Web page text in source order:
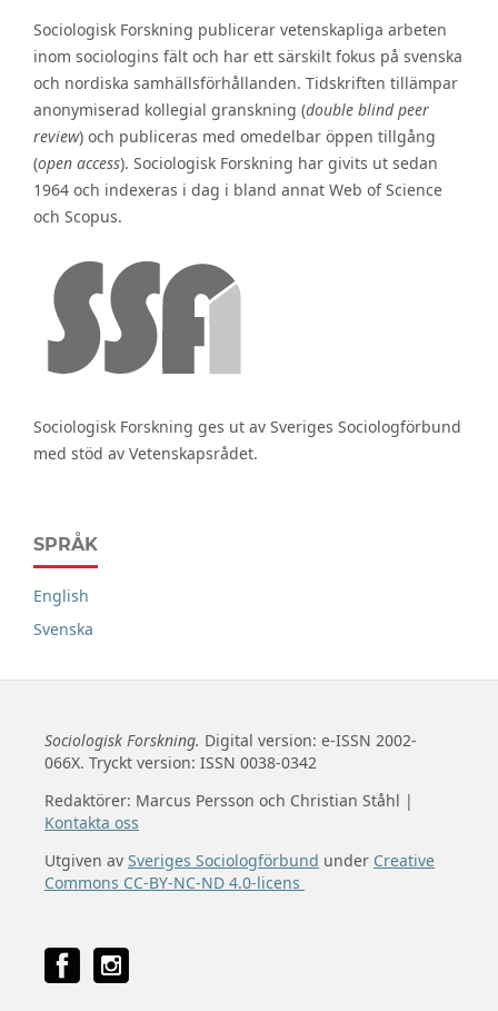
Sociologisk Forskning publicerar vetenskapliga arbeten
inom sociologins fält och har ett särskilt fokus på svenska
och nordiska samhällsförhållanden. Tidskriften tillämpar
anonymiserad kollegial granskning (double blind peer
review) och publiceras med omedelbar öppen tillgång
(open access). Sociologisk Forskning har givits ut sedan
1964 och indexeras i dag i bland annat Web of Science
och Scopus.
Sociologisk Forskning ges ut av Sveriges Sociologförbund
med stöd av Vetenskapsrådet.
SPRÅK
English
Svenska
Sociologisk Forskning. Digital version: e-ISSN 2002-
066X. Tryckt version: ISSN 0038-0342
Redaktörer: Marcus Persson och Christian Ståhl |
Kontakta oss
Utgiven av Sveriges Sociologförbund under Creative
Commons CC-BY-NC-ND 4.0-licens